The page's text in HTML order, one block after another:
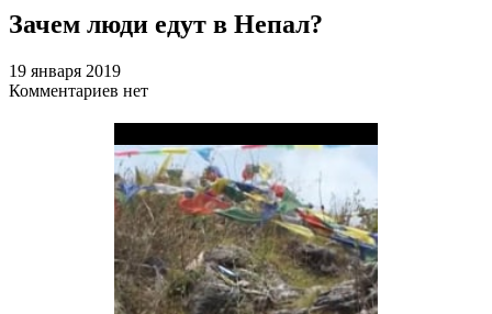
Зачем люди едут в Непал?
19 января 2019
Комментариев нет